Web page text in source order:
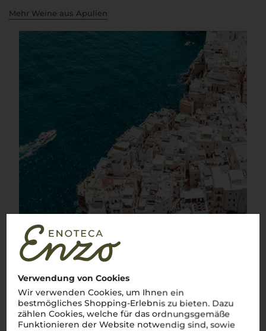
Verwendung von Cookies
Wir verwenden Cookies, um Ihnen ein
bestmögliches Shopping-Erlebnis zu bieten. Dazu
zählen Cookies, welche für das ordnungsgemäße
Funktionieren der Website notwendig sind, sowie
Mehr Weine aus Apulien